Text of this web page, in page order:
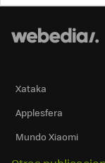
Xataka
Applesfera
Mundo Xiaomi